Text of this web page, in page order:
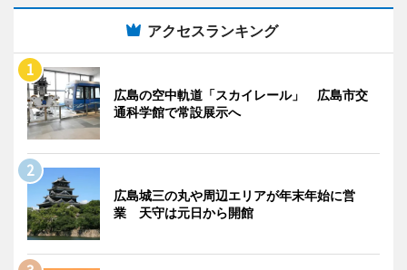
アクセスランキング
広島の空中軌道「スカイレール」 広島市交
通科学館で常設展示へ
広島城三の丸や周辺エリアが年末年始に営
業 天守は元日から開館